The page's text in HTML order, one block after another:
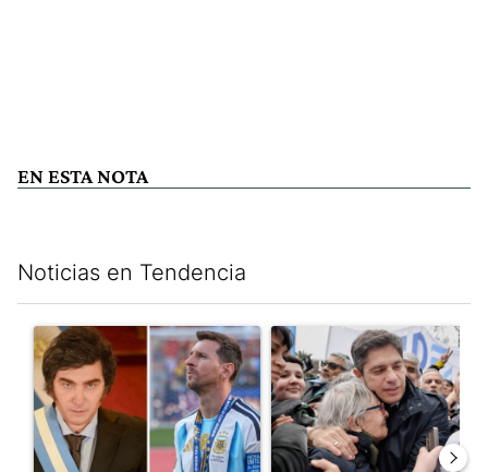
EN ESTA NOTA
Noticias en Tendencia
Un artículo de tendencia con el título "Milei despidió a Jorge
Un artículo de tendencia con